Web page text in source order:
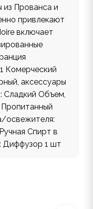
из Прованса и
привлекают
включает
Комерческий
аксессуары
Сладкий Объем,
освежителя:
Спирт в
Диффузор 1 шт